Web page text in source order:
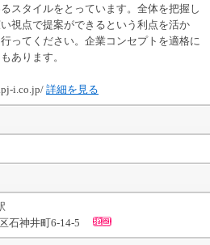
スタイルをとっています。全体を把握し
視点で提案ができるという利点を活か
ってください。企業コンセプトを適格に
あります。
i.co.jp/ 詳細を見る
石神井町6-14-5